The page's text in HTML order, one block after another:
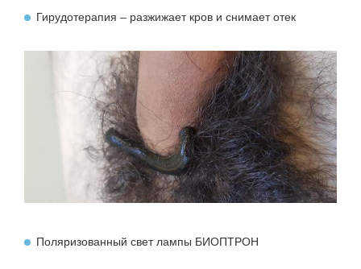
Гирудотерапия – разжижает кров и снимает отек
Поляризованный свет лампы БИОПТРОН